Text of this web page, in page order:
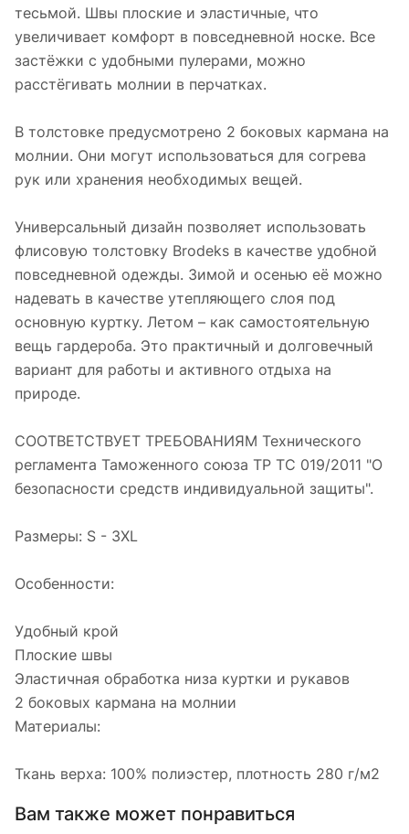
тесьмой. Швы плоские и эластичные, что
увеличивает комфорт в повседневной носке. Все
застёжки с удобными пулерами, можно
расстёгивать молнии в перчатках.
В толстовке предусмотрено 2 боковых кармана на
молнии. Они могут использоваться для согрева
рук или хранения необходимых вещей.
Универсальный дизайн позволяет использовать
флисовую толстовку Brodeks в качестве удобной
повседневной одежды. Зимой и осенью её можно
надевать в качестве утепляющего слоя под
основную куртку. Летом – как самостоятельную
вещь гардероба. Это практичный и долговечный
вариант для работы и активного отдыха на
природе.
СООТВЕТСТВУЕТ ТРЕБОВАНИЯМ Технического
регламента Таможенного союза ТР ТС 019/2011 "О
безопасности средств индивидуальной защиты".
Размеры: S - 3XL
Особенности:
Удобный крой
Плоские швы
Эластичная обработка низа куртки и рукавов
2 боковых кармана на молнии
Материалы:
Ткань верха: 100% полиэстер, плотность 280 г/м2
Вам также может понравиться